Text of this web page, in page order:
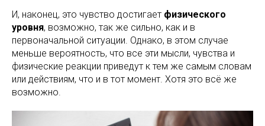
И, наконец, это чувство достигает физического
уровня, возможно, так же сильно, как и в
первоначальной ситуации. Однако, в этом случае
меньше вероятность, что все эти мысли, чувства и
физические реакции приведут к тем же самым словам
или действиям, что и в тот момент. Хотя это всё же
возможно.